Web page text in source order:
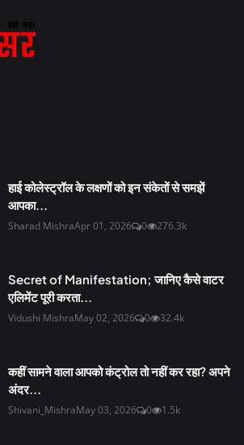
हाई कोलेस्ट्रॉल के लक्षणों को इन संकेतों से समझें
आपका...
Sharad MishraApr 01, 2026 0 276.3k
Secret of Manifestation; जानिए कैसे वाटर
एलिमेंट पूरी करता...
Vidushi MishraMay 02, 2026 0 32.4k
कहीं सामने वाला आपको कंट्रोल तो नहीं कर रहा? अपने
अंदर...
Shivani_MishraMay 03, 2026 0 1.5k